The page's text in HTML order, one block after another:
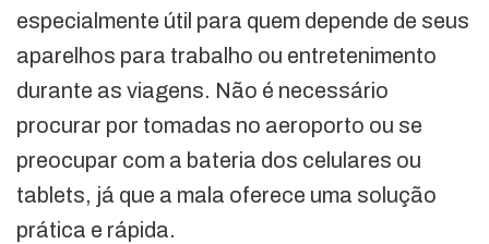
especialmente útil para quem depende de seus
aparelhos para trabalho ou entretenimento
durante as viagens. Não é necessário
procurar por tomadas no aeroporto ou se
preocupar com a bateria dos celulares ou
tablets, já que a mala oferece uma solução
prática e rápida.